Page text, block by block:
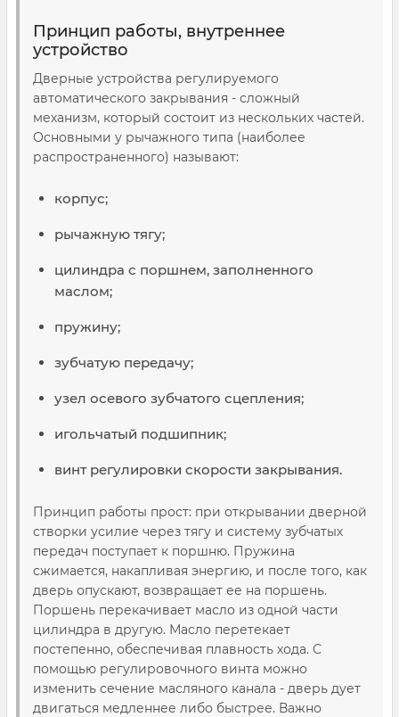
Принцип работы, внутреннее
устройство
Дверные устройства регулируемого
автоматического закрывания - сложный
механизм, который состоит из нескольких частей.
Основными у рычажного типа (наиболее
распространенного) называют:
корпус;
рычажную тягу;
цилиндра с поршнем, заполненного
маслом;
пружину;
зубчатую передачу;
узел осевого зубчатого сцепления;
игольчатый подшипник;
винт регулировки скорости закрывания.
Принцип работы прост: при открывании дверной
створки усилие через тягу и систему зубчатых
передач поступает к поршню. Пружина
сжимается, накапливая энергию, и после того, как
дверь опускают, возвращает ее на поршень.
Поршень перекачивает масло из одной части
цилиндра в другую. Масло перетекает
постепенно, обеспечивая плавность хода. С
помощью регулировочного винта можно
изменить сечение масляного канала - дверь дует
двигаться медленнее либо быстрее. Важно